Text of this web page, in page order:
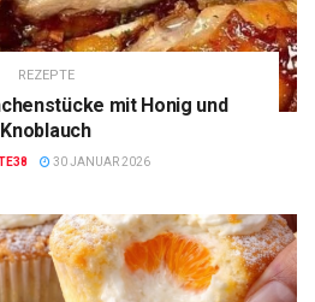
REZEPTE
mit Honig und
Knoblauch
30 JANUAR 2026